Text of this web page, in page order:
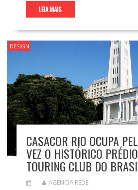
LEIA MAIS
DESIGN
CASACOR RIO OCUPA
VEZ O HISTÓRICO
TOURING CLUB DO
AGENCIA REDE